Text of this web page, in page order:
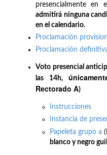
presencialmente en
admitirá ninguna
en el calendario.
Proclamación
Proclamación
Voto presencial
las 14h,
Rectorado A)
Instrucciones
Instancia de
Papeleta grupo a(
blanco y negro